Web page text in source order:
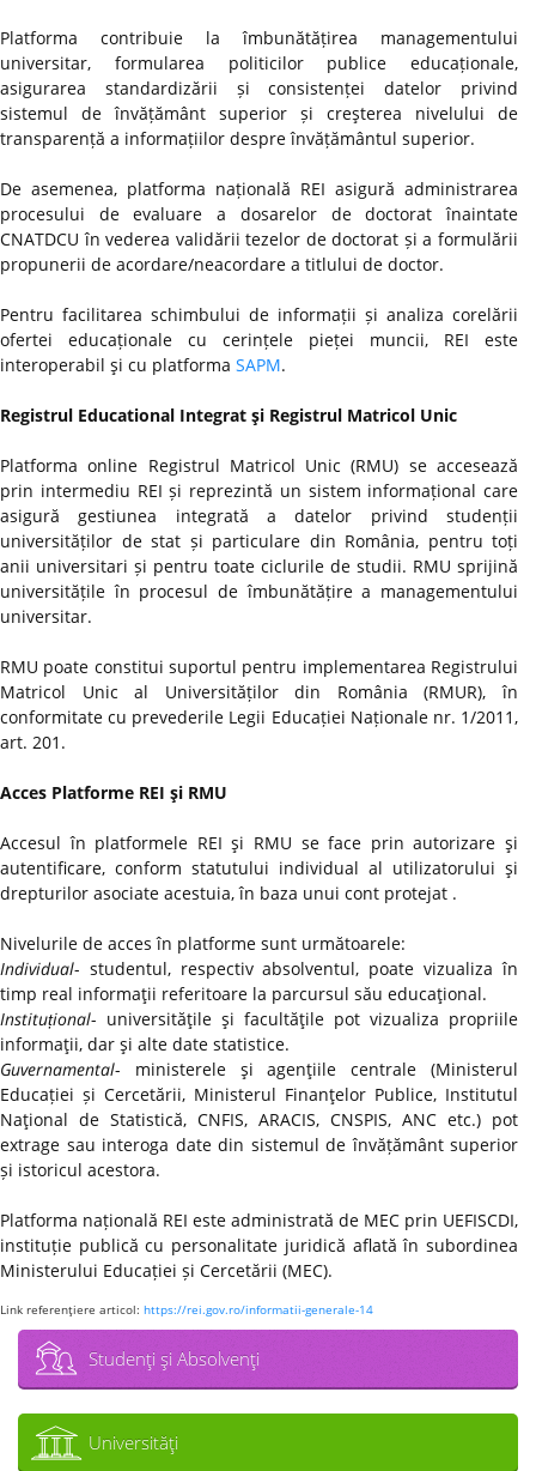
Platforma contribuie la îmbunătățirea managementului
universitar, formularea politicilor publice educaționale,
asigurarea standardizării și consistenței datelor privind
sistemul de învățământ superior și creşterea nivelului de
transparență a informațiilor despre învățământul superior.
De asemenea, platforma națională REI asigură administrarea
procesului de evaluare a dosarelor de doctorat înaintate
CNATDCU în vederea validării tezelor de doctorat și a formulării
propunerii de acordare/neacordare a titlului de doctor.
Pentru facilitarea schimbului de informații și analiza corelării
ofertei educaționale cu cerințele pieței muncii, REI este
interoperabil şi cu platforma SAPM.
Registrul Educational Integrat şi Registrul Matricol Unic
Platforma online Registrul Matricol Unic (RMU) se accesează
prin intermediu REI și reprezintă un sistem informațional care
asigură gestiunea integrată a datelor privind studenții
universităților de stat și particulare din România, pentru toți
anii universitari și pentru toate ciclurile de studii. RMU sprijină
universitățile în procesul de îmbunătățire a managementului
universitar.
RMU poate constitui suportul pentru implementarea Registrului
Matricol Unic al Universităților din România (RMUR), în
conformitate cu prevederile Legii Educației Naționale nr. 1/2011,
art. 201.
Acces Platforme REI şi RMU
Accesul în platformele REI şi RMU se face prin autorizare şi
autentificare, conform statutului individual al utilizatorului şi
drepturilor asociate acestuia, în baza unui cont protejat .
Nivelurile de acces în platforme sunt următoarele:
Individual- studentul, respectiv absolventul, poate vizualiza în
timp real informaţii referitoare la parcursul său educaţional.
Instituțional- universităţile şi facultăţile pot vizualiza propriile
informaţii, dar şi alte date statistice.
Guvernamental- ministerele şi agenţiile centrale (Ministerul
Educației și Cercetării, Ministerul Finanţelor Publice, Institutul
Naţional de Statistică, CNFIS, ARACIS, CNSPIS, ANC etc.) pot
extrage sau interoga date din sistemul de învățământ superior
și istoricul acestora.
Platforma națională REI este administrată de MEC prin UEFISCDI,
instituție publică cu personalitate juridică aflată în subordinea
Ministerului Educației și Cercetării (MEC).
Link referenţiere articol: https://rei.gov.ro/informatii-generale-14
Studenţi şi Absolvenţi
Universităţi